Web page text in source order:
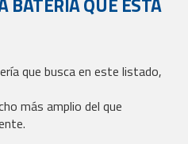
que busca en este listado,
más amplio del que